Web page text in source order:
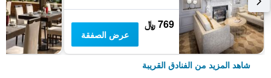
769 ﷼
عرض الصفقة
شاهد المزيد من الفنادق القريبة